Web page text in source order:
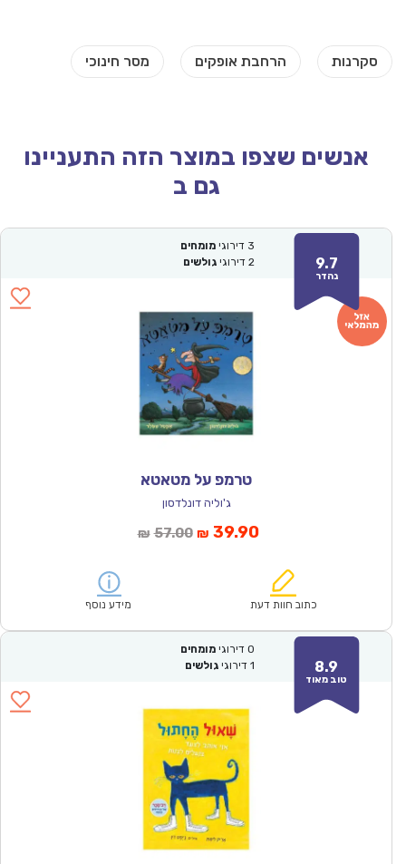
אנשים שצפו במוצר הזה התעניינו
גם ב
9.7
נהדר
3 דירוגי מומחים
2 דירוגי גולשים
טרמפ על מטאטא
ג'וליה דונלדסון
₪ 57.00המחיר
₪57.00.
₪ 39.90המחיר
הוא:
כתוב חוות דעת מידע נוסף
8.9
טוב מאוד
0 דירוגי מומחים
1 דירוגי גולשים